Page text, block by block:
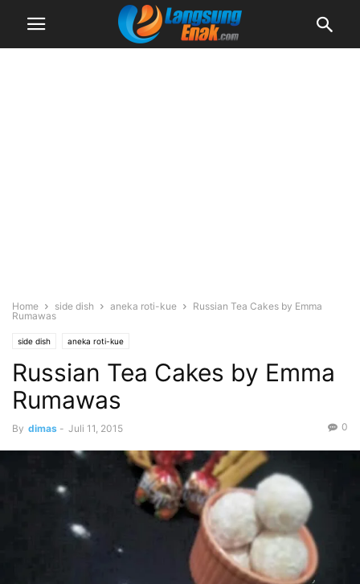
Home side dish aneka roti-kue
Russian Tea Cakes by Emma
Rumawas
side dish aneka roti-kue
Russian Tea Cakes by Emma
Rumawas
By dimas - Juli 11, 2015 0